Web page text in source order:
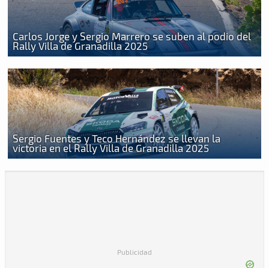
Carlos Jorge y Sergio Marrero se suben al podio del
Rally Villa de Granadilla 2025
Sergio Fuentes y Teco Hernández se llevan la
victoria en el Rally Villa de Granadilla 2025
Publicidad